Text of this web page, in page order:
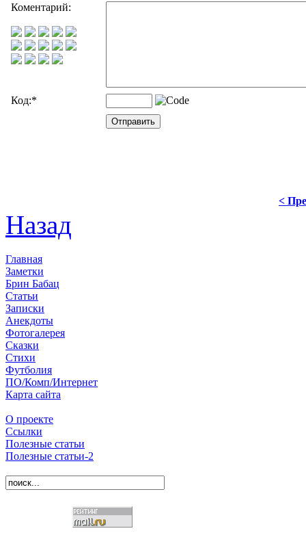
Коментарий:
Код:*
<
Назад
Главная
Заметки
Брин Бабац
Статьи
Записки
Анекдоты
Фотогалерея
Сказки
Стихи
Футболия
ПО/Комп/Интернет
Карта сайта
О проекте
Ссылки
Полезные статьи
Полезные статьи-2